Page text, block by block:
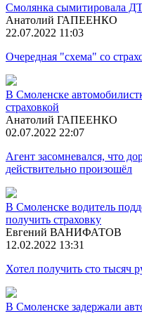
Смолянка сымитировала
Анатолий ГАПЕЕНКО
22.07.2022 11:03
Очередная "схема" со
В Смоленске
страховкой
Анатолий ГАПЕЕНКО
02.07.2022 22:07
Агент засомневался, что
действительно произошёл
В Смоленске водитель
получить страховку
Евгений ВАНИФАТОВ
12.02.2022 13:31
Хотел получить сто тысяч
В Смоленске задержали